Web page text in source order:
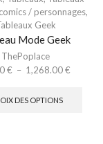
/ personnages,
Geek
Mode Geek
ThePoplace
€ – 1,268.00€
DES OPTIONS